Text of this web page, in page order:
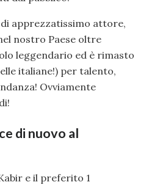
apprezzatissimo attore,
nostro Paese oltre
leggendario ed è rimasto
italiane!) per talento,
Ovviamente
di nuovo al